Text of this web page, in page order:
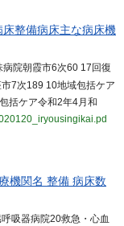
整備病床主な病床機
院朝霞市6次60 17回復
7次189 10地域包括ケア
括ケア令和2年4月和
機関名 整備 病床数
吸器病院20救急・心血